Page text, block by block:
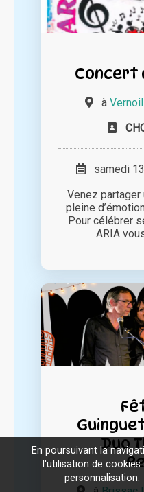
Concert
à
samedi 13
Venez partager
pleine
Pour célébrer
ARIA
Duo
En poursuivant la
l'utilisation de
personnalisation.